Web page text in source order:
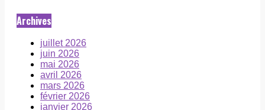
Archives
juillet 2026
juin 2026
mai 2026
avril 2026
mars 2026
février 2026
janvier 2026